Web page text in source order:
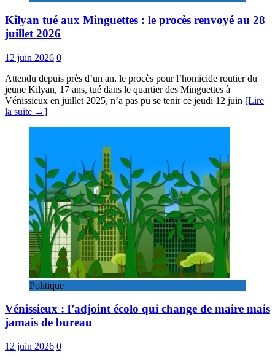
Kilyan tué aux Minguettes : le procès renvoyé au 28
juillet 2026
12 juin 2026 0
Attendu depuis près d’un an, le procès pour l’homicide routier du
jeune Kilyan, 17 ans, tué dans le quartier des Minguettes à
Vénissieux en juillet 2025, n’a pas pu se tenir ce jeudi 12 juin [Lire
la suite →]
Politique
Vénissieux : l’adjoint écolo qui change de maire mais
jamais de bureau
12 juin 2026 0